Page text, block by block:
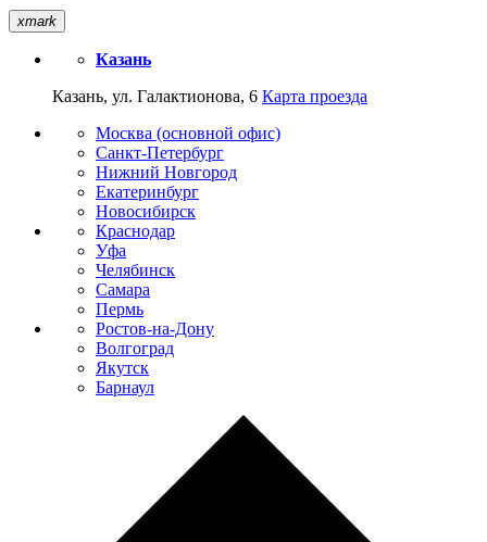
xmark
Казань
Казань, ул. Галактионова, 6 Карта проезда
Москва (основной офис)
Санкт-Петербург
Нижний Новгород
Екатеринбург
Новосибирск
Краснодар
Уфа
Челябинск
Самара
Пермь
Ростов-на-Дону
Волгоград
Якутск
Барнаул